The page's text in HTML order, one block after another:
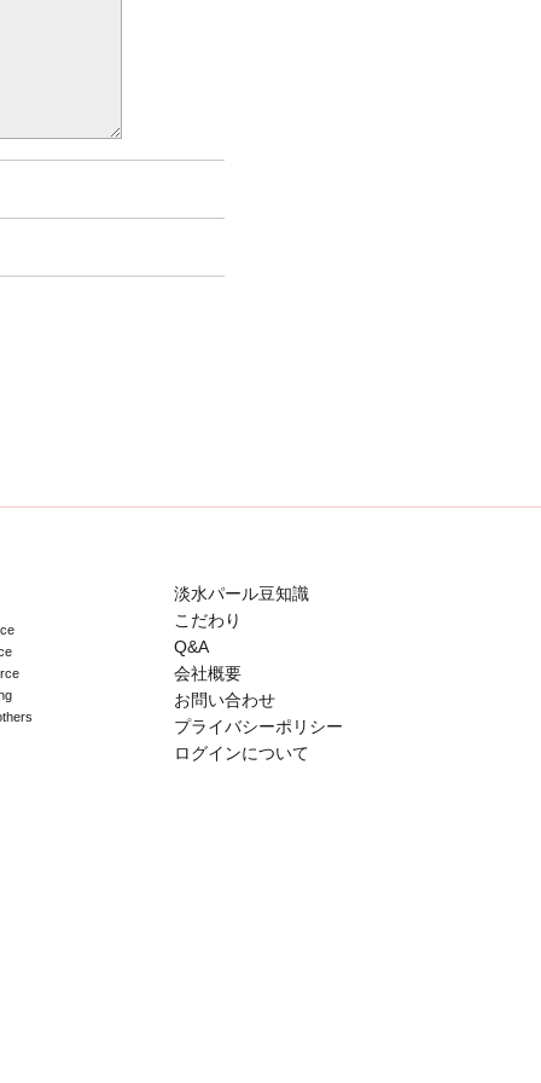
淡水パール豆知識
こだわり
Q&A
会社概要
お問い合わせ
プライバシーポリシー
ログインについて